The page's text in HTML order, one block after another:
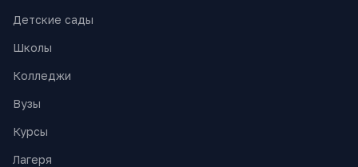
Детские сады
Школы
Колледжи
Вузы
Курсы
Лагеря